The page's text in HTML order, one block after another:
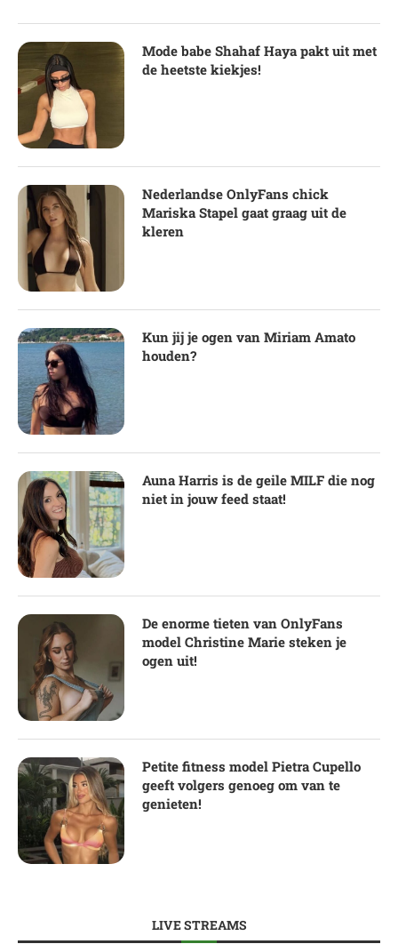
Mode babe Shahaf Haya pakt uit met
de heetste kiekjes!
Nederlandse OnlyFans chick
Mariska Stapel gaat graag uit de
kleren
Kun jij je ogen van Miriam Amato
houden?
Auna Harris is de geile MILF die nog
niet in jouw feed staat!
De enorme tieten van OnlyFans
model Christine Marie steken je
ogen uit!
Petite fitness model Pietra Cupello
geeft volgers genoeg om van te
genieten!
LIVE STREAMS